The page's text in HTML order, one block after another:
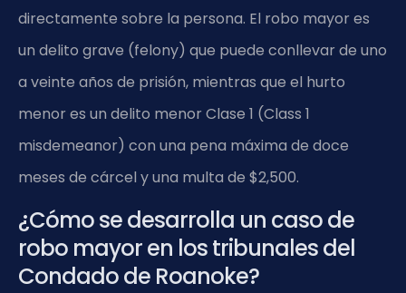
directamente sobre la persona. El robo mayor es
un delito grave (felony) que puede conllevar de uno
a veinte años de prisión, mientras que el hurto
menor es un delito menor Clase 1 (Class 1
misdemeanor) con una pena máxima de doce
meses de cárcel y una multa de $2,500.
¿Cómo se desarrolla un caso de
robo mayor en los tribunales del
Condado de Roanoke?